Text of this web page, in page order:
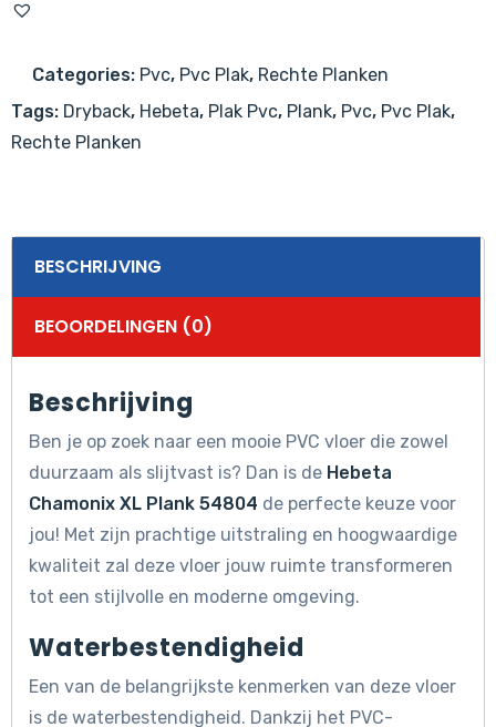
Plank
aantal
Categories: Pvc, Pvc Plak, Rechte Planken
Tags: Dryback, Hebeta, Plak Pvc, Plank, Pvc, Pvc Plak,
Rechte Planken
BESCHRIJVING
BEOORDELINGEN (0)
Beschrijving
Ben je op zoek naar een mooie PVC vloer die zowel
duurzaam als slijtvast is? Dan is de Hebeta
Chamonix XL Plank 54804 de perfecte keuze voor
jou! Met zijn prachtige uitstraling en hoogwaardige
kwaliteit zal deze vloer jouw ruimte transformeren
tot een stijlvolle en moderne omgeving.
Waterbestendigheid
Een van de belangrijkste kenmerken van deze vloer
is de waterbestendigheid. Dankzij het PVC-